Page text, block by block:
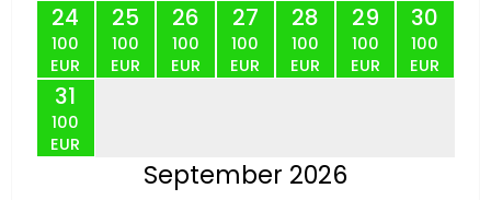
24
100
EUR
25
100
EUR
26
100
EUR
27
100
EUR
28
100
EUR
29
100
EUR
30
100
EUR
31
100
EUR
September 2026